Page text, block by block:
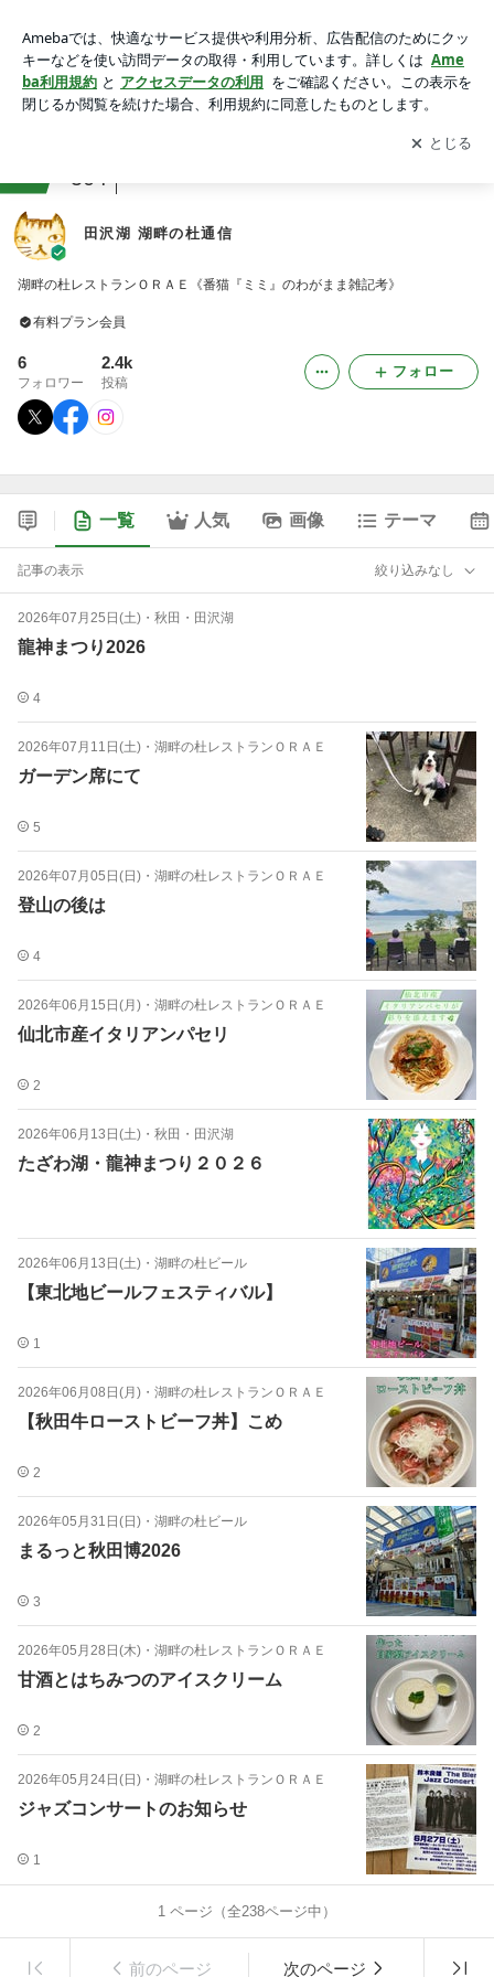
アプリをダウンロードして ブログの更新通知
を受け取りまし
ょう。
開く
504
田沢湖 湖畔の杜通信
湖畔の杜レストランＯＲＡＥ《番猫『ミミ』のわがまま雑記考》
有料プラン会員
6
フォロワー
2.4k
投稿
フォロー
一覧 人気 画像 テーマ
記事の表示 絞り込みなし
2026年07月25日(土) ・ 秋田・田沢湖
龍神まつり2026
4
2026年07月11日(土) ・ 湖畔の杜レストランＯＲＡＥ
ガーデン席にて️
5
2026年07月05日(日) ・ 湖畔の杜レストランＯＲＡＥ
登山の後は️
4
2026年06月15日(月) ・ 湖畔の杜レストランＯＲＡＥ
仙北市産イタリアンパセリ
2
2026年06月13日(土) ・ 秋田・田沢湖
たざわ湖・龍神まつり２０２６
2026年06月13日(土) ・ 湖畔の杜ビール
【東北地ビールフェスティバル】
1
2026年06月08日(月) ・ 湖畔の杜レストランＯＲＡＥ
【秋田牛ローストビーフ丼】こめ
2
2026年05月31日(日) ・ 湖畔の杜ビール
まるっと秋田博2026
3
2026年05月28日(木) ・ 湖畔の杜レストランＯＲＡＥ
甘酒とはちみつのアイスクリーム
2
2026年05月24日(日) ・ 湖畔の杜レストランＯＲＡＥ
ジャズコンサートのお知らせ
1
1 ページ（全238ページ中）
前のページ 次のページ